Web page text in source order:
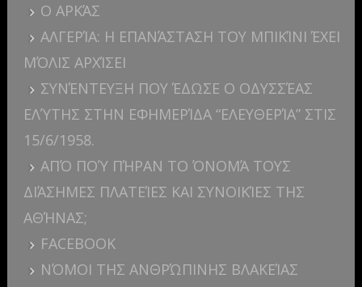
Ο ΑΡΚΆΣ
ΑΛΓΕΡΊΑ: H ΕΠΑΝΆΣΤΑΣΗ ΤΟΥ ΜΠΙΚΊΝΙ ΈΧΕΙ
ΜΌΛΙΣ ΑΡΧΊΣΕΙ
ΣΥΝΈΝΤΕΥΞΗ ΠΟΥ ΈΔΩΣΕ Ο ΟΔΥΣΣΈΑΣ
ΕΛΎΤΗΣ ΣΤΗΝ ΕΦΗΜΕΡΊΔΑ “ΕΛΕΥΘΕΡΊΑ” ΣΤΙΣ
15/6/1958.
ΑΠΌ ΠΟΎ ΠΉΡΑΝ ΤΟ ΌΝΟΜΆ ΤΟΥΣ
ΔΙΆΣΗΜΕΣ ΠΛΑΤΕΊΕΣ ΚΑΙ ΣΥΝΟΙΚΊΕΣ ΤΗΣ
ΑΘΉΝΑΣ;
FACEBOOK
ΝΌΜΟΙ ΤΗΣ ΑΝΘΡΏΠΙΝΗΣ ΒΛΑΚΕΊΑΣ